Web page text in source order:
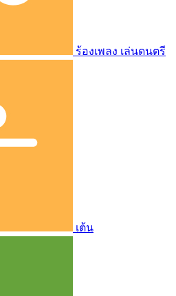
ร้องเพลง เล่นดนตรี
เต้น